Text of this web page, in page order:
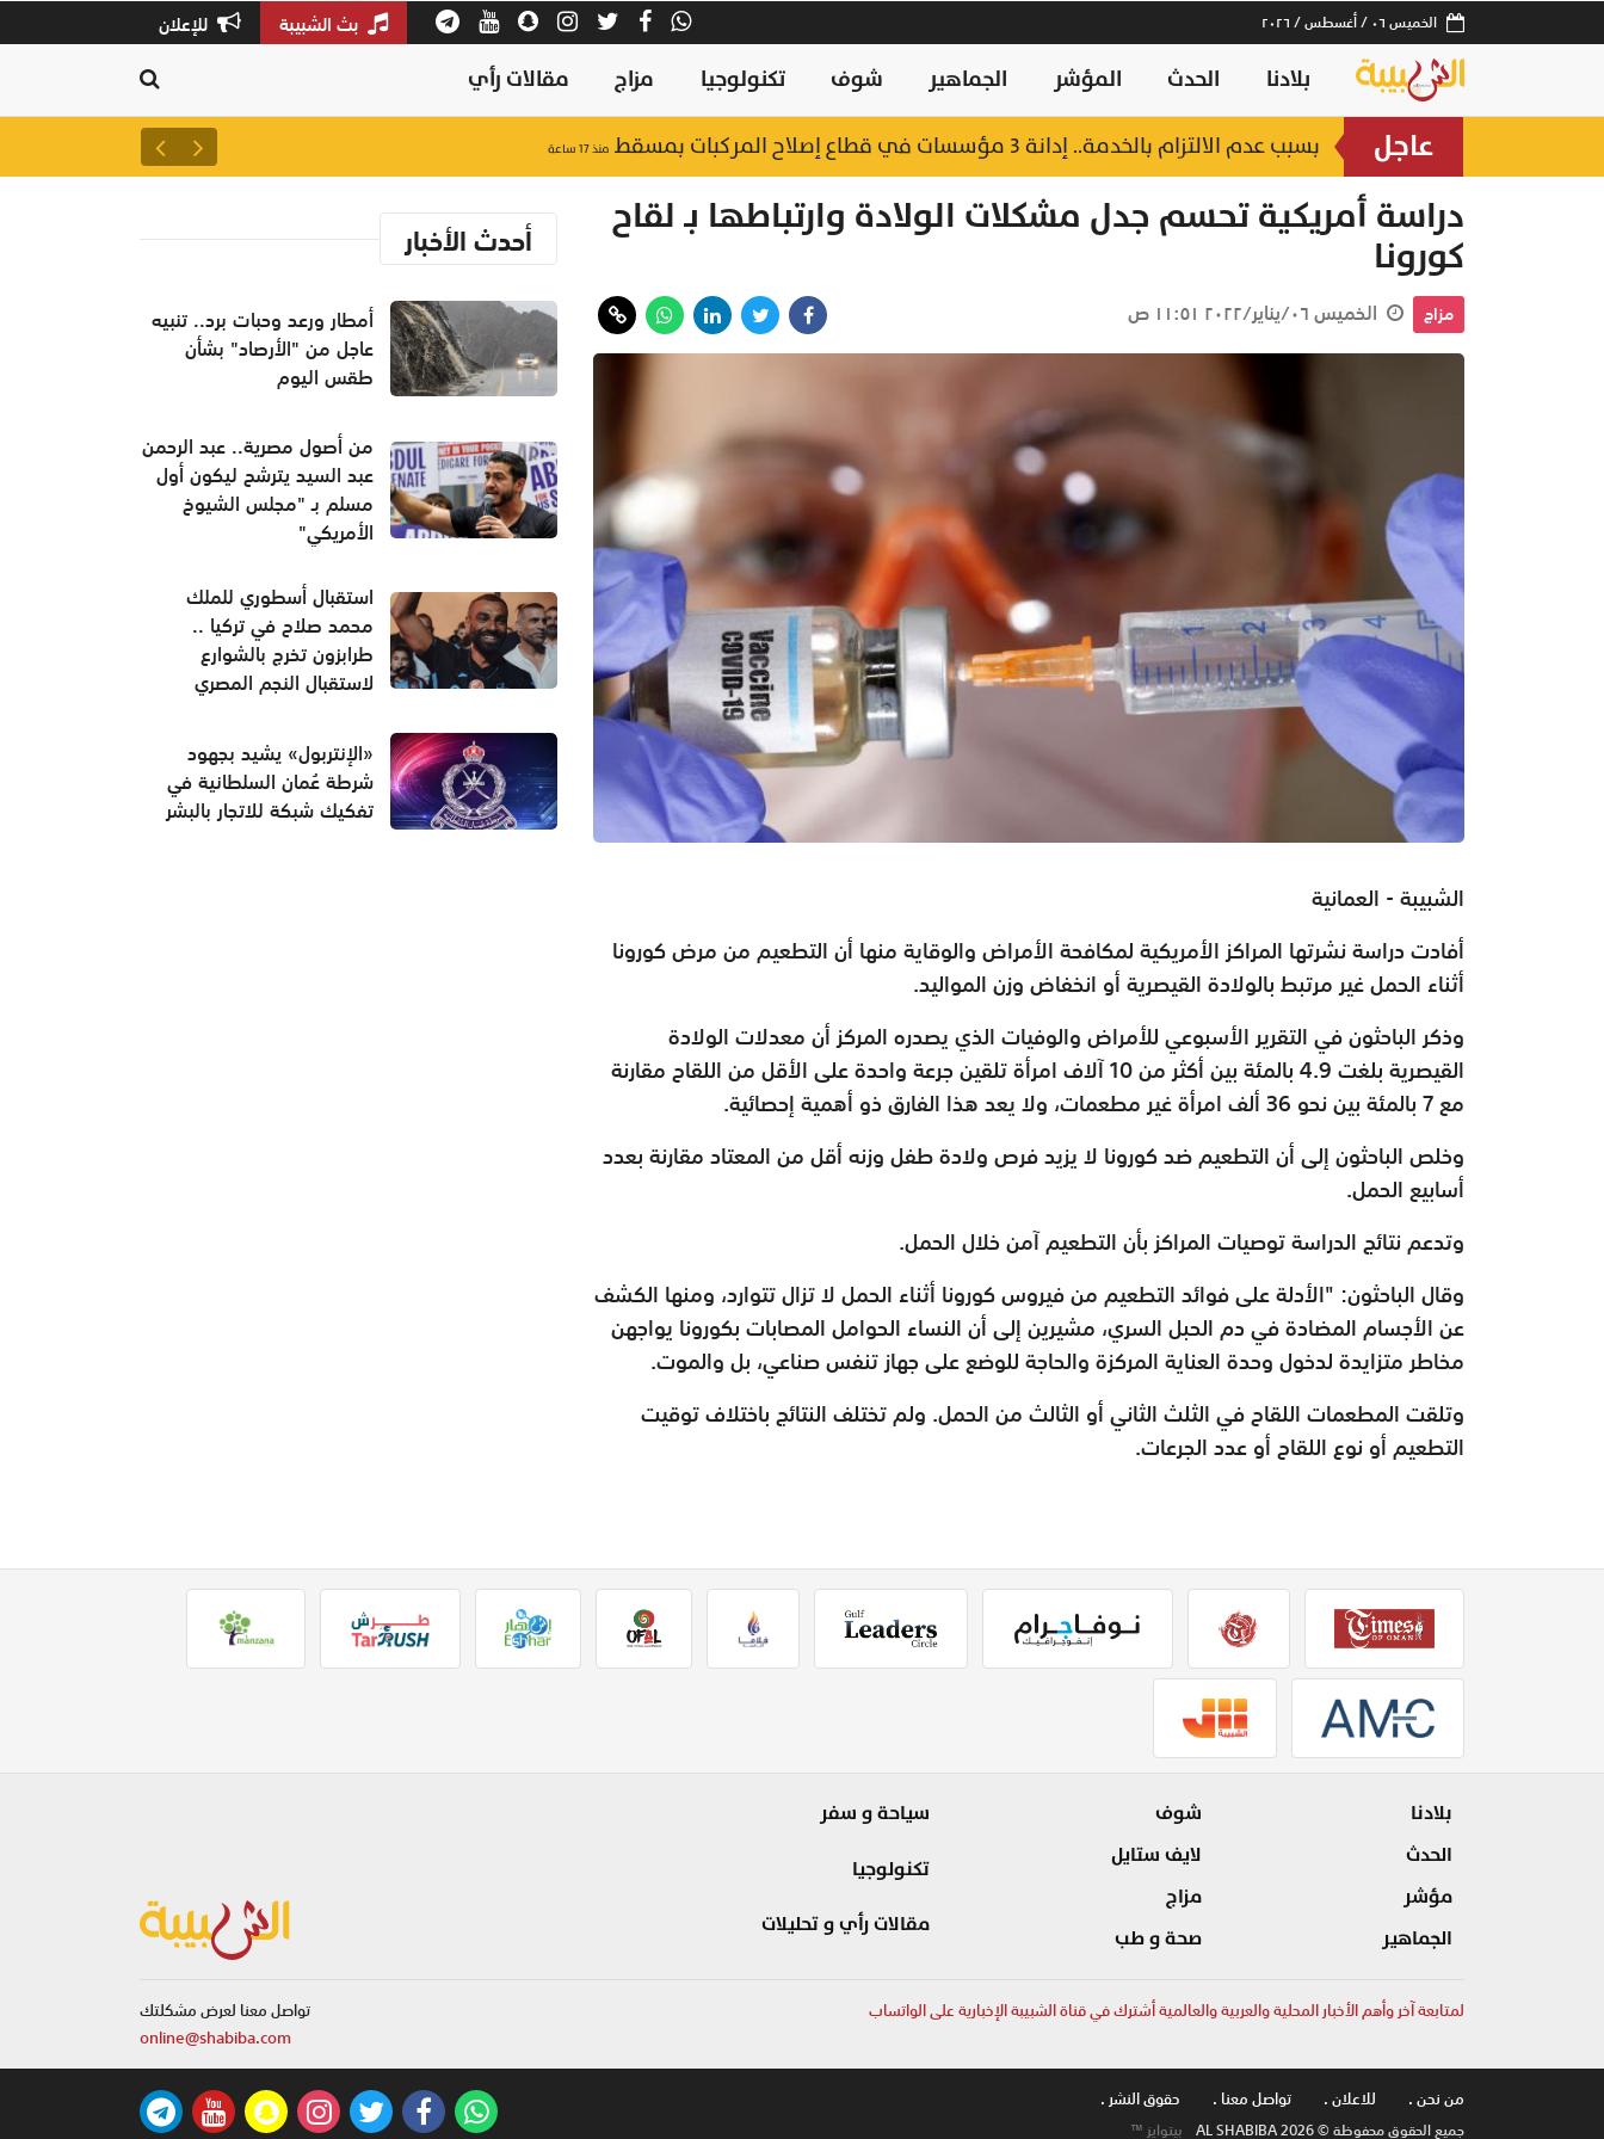
الخميس ٠٦ / أغسطس / ٢٠٢٦ بث الشبيبة للإعلان
بلادنا الحدث المؤشر الجماهير شوف تكنولوجيا مزاج مقالات رأي
عاجل بسبب عدم الالتزام بالخدمة.. إدانة 3 مؤسسات في قطاع إصلاح المركبات بمسقط منذ ١٧ ساعة أمطار ورعد وحبات برد..
دراسة أمريكية تحسم جدل مشكلات الولادة وارتباطها بـ لقاح
كورونا
مزاج الخميس ٠٦/يناير/٢٠٢٢ ١١:٥١ ص
الشبيبة - العمانية
أفادت دراسة نشرتها المراكز الأمريكية لمكافحة الأمراض والوقاية منها أن التطعيم من مرض كورونا
أثناء الحمل غير مرتبط بالولادة القيصرية أو انخفاض وزن المواليد.
وذكر الباحثون في التقرير الأسبوعي للأمراض والوفيات الذي يصدره المركز أن معدلات الولادة
القيصرية بلغت 4.9 بالمئة بين أكثر من 10 آلاف امرأة تلقين جرعة واحدة على الأقل من اللقاح مقارنة
مع 7 بالمئة بين نحو 36 ألف امرأة غير مطعمات، ولا يعد هذا الفارق ذو أهمية إحصائية.
وخلص الباحثون إلى أن التطعيم ضد كورونا لا يزيد فرص ولادة طفل وزنه أقل من المعتاد مقارنة بعدد
أسابيع الحمل.
وتدعم نتائج الدراسة توصيات المراكز بأن التطعيم آمن خلال الحمل.
وقال الباحثون: "الأدلة على فوائد التطعيم من فيروس كورونا أثناء الحمل لا تزال تتوارد، ومنها الكشف
عن الأجسام المضادة في دم الحبل السري، مشيرين إلى أن النساء الحوامل المصابات بكورونا يواجهن
مخاطر متزايدة لدخول وحدة العناية المركزة والحاجة للوضع على جهاز تنفس صناعي، بل والموت.
وتلقت المطعمات اللقاح في الثلث الثاني أو الثالث من الحمل. ولم تختلف النتائج باختلاف توقيت
التطعيم أو نوع اللقاح أو عدد الجرعات.
أحدث الأخبار
أمطار ورعد وحبات برد.. تنبيه
عاجل من "الأرصاد" بشأن
طقس اليوم
من أصول مصرية.. عبد الرحمن
عبد السيد يترشح ليكون أول
مسلم بـ "مجلس الشيوخ
الأمريكي"
استقبال أسطوري للملك
محمد صلاح في تركيا ..
طرابزون تخرج بالشوارع
لاستقبال النجم المصري
«الإنتربول» يشيد بجهود
شرطة عُمان السلطانية في
تفكيك شبكة للاتجار بالبشر
بلادنا
الحدث
مؤشر
الجماهير
شوف
لايف ستايل
مزاج
صحة و طب
سياحة و سفر
تكنولوجيا
مقالات رأي و تحليلات
لمتابعة آخر وأهم الأخبار المحلية والعربية والعالمية أشترك في قناة الشبيبة الإخبارية على الواتساب
تواصل معنا لعرض مشكلتك
online@shabiba.com
من نحن .
للاعلان . تواصل معنا . حقوق النشر .
جميع الحقوق محفوظة © AL SHABIBA 2026 بيتوايز ™